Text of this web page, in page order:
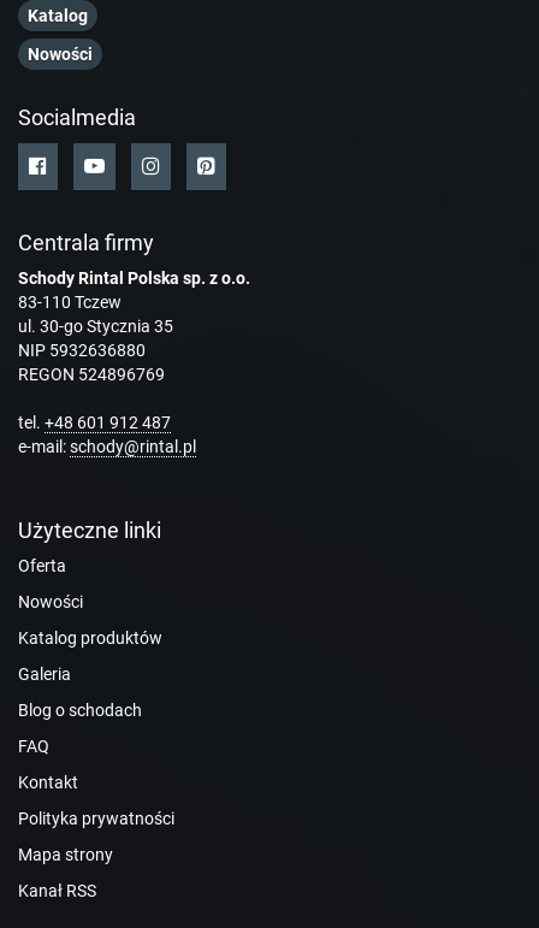
Katalog
Nowości
Socialmedia
Centrala firmy
Schody Rintal Polska sp. z o.o.
83-110 Tczew
ul. 30-go Stycznia 35
NIP 5932636880
REGON 524896769
tel. +48 601 912 487
e-mail:schody@rintal.pl
Użyteczne linki
Oferta
Nowości
Katalog produktów
Galeria
Blog o schodach
FAQ
Kontakt
Polityka prywatności
Mapa strony
Kanał RSS